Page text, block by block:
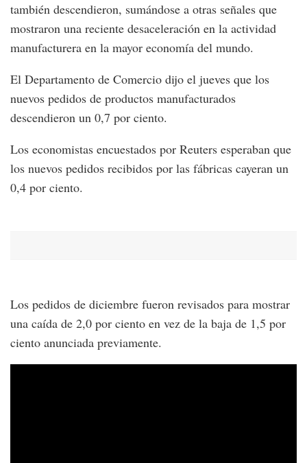
también descendieron, sumándose a otras señales que
mostraron una reciente desaceleración en la actividad
manufacturera en la mayor economía del mundo.
El Departamento de Comercio dijo el jueves que los
nuevos pedidos de productos manufacturados
descendieron un 0,7 por ciento.
Los economistas encuestados por Reuters esperaban que
los nuevos pedidos recibidos por las fábricas cayeran un
0,4 por ciento.
Los pedidos de diciembre fueron revisados para mostrar
una caída de 2,0 por ciento en vez de la baja de 1,5 por
ciento anunciada previamente.